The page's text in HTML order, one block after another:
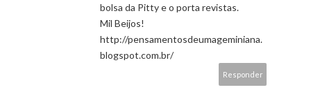
bolsa da Pitty e o porta revistas.
Mil Beijos!
http://pensamentosdeumageminiana.
blogspot.com.br/
Responder